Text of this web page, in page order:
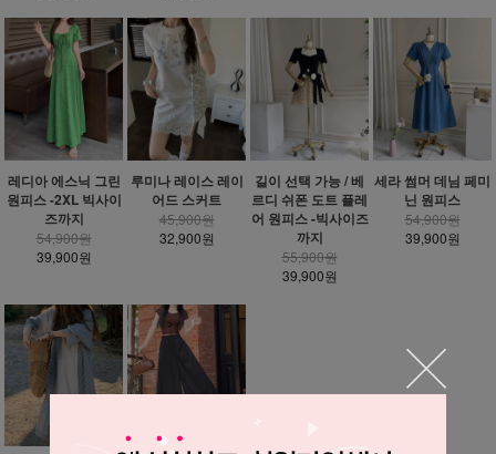
레디아 에스닉 그린
원피스 -2XL 빅사이
즈까지
54,900원
39,900원
루미나 레이스 레이
어드 스커트
45,900원
32,900원
길이 선택 가능 / 베
르디 쉬폰 도트 플레
어 원피스 -빅사이즈
까지
55,900원
39,900원
세라 썸머 데님 페미
닌 원피스
54,900원
39,900원